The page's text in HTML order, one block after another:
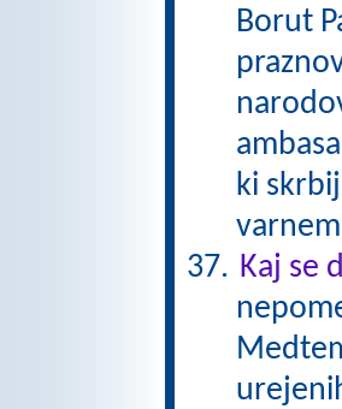
Borut
ki
Kaj se